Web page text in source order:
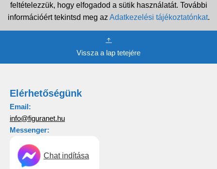
feltételezzük, hogy elfogadod a sütik használatát. További
információért tekintsd meg az Adatkezelési tájékoztatónkat.
Vissza a lap tetejére
Elérhetőségünk
Email:
info@figuranet.hu
Messenger:
Chat indítása